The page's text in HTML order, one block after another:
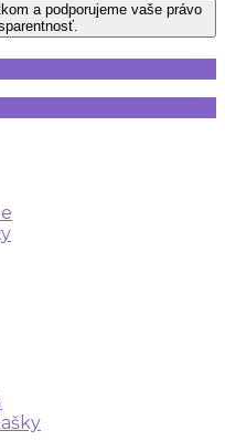
a podporujeme vaše právo